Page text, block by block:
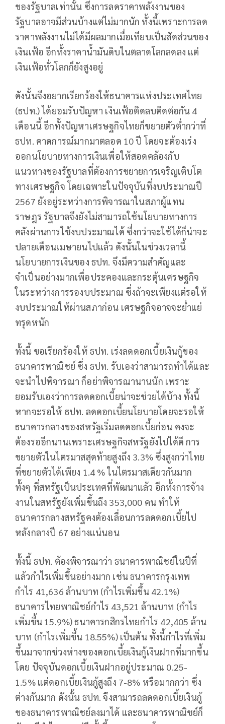
ของรัฐบาลเท่านั้น ซึ่งการลดราคาพลังงานของ
รัฐบาลอาจมีส่วนบ้างแต่ไม่มากนัก ทั้งนี้เพราะการลด
ราคาพลังงานไม่ได้มีผลมากเมื่อเทียบเป็นสัดส่วนของ
เงินเฟ้อ อีกทั้งราคาน้ำมันดิบในตลาดโลกลดลง แต่
เงินเฟ้อทั่วโลกก็ยังสูงอยู่
ดังนั้นจึงอยากเรียกร้องให้ธนาคารแห่งประเทศไทย
(ธปท.) ได้ยอมรับปัญหา เงินเฟ้อติดลบติดต่อกัน 4
เดือนนี้ อีกทั้งปัญหาเศรษฐกิจไทยก็ขยายตัวต่ำกว่าที่
ธปท. คาดการณ์มากมาตลอด 10 ปี โดยจะต้องเร่ง
ออกนโยบายทางการเงินเพื่อให้สอดคล้องกับ
แนวทางของรัฐบาลที่ต้องการขยายการเจริญเติบโต
ทางเศรษฐกิจ โดยเฉพาะในปัจจุบันที่งบประมาณปี
2567 ยังอยู่ระหว่างการพิจารณาในสภาผู้แทน
ราษฎร รัฐบาลจึงยังไม่สามารถใช้นโยบายทางการ
คลังผ่านการใช้งบประมาณได้ ซึ่งกว่าจะใช้ได้ก็น่าจะ
ปลายเดือนเมษายนไปแล้ว ดังนั้นในช่วงเวลานี้
นโยบายการเงินของ ธปท. จึงมีความสำคัญและ
จำเป็นอย่างมากเพื่อประคองและกระตุ้นเศรษฐกิจ
ในระหว่างการรองบประมาณ ซึ่งถ้าจะเพียงแต่รอให้
งบประมาณให้ผ่านสภาก่อน เศรษฐกิจอาจจะย่ำแย่
ทรุดหนัก
ทั้งนี้ ขอเรียกร้องให้ ธปท. เร่งลดดอกเบี้ยเงินกู้ของ
ธนาคารพาณิชย์ ซึ่ง ธปท. รับเองว่าสามารถทำได้และ
จะนำไปพิจารณา ก็อย่าพิจารณานานนัก เพราะ
ยอมรับเองว่าการลดดอกเบี้ยน่าจะช่วยได้บ้าง ทั้งนี้
หากจะรอให้ ธปท. ลดดอกเบี้ยนโยบายโดยจะรอให้
ธนาคารกลางของสหรัฐเริ่มลดดอกเบี้ยก่อน คงจะ
ต้องรออีกนานเพราะเศรษฐกิจสหรัฐยังไปได้ดี การ
ขยายตัวในไตรมาสสุดท้ายสูงถึง 3.3% ซึ่งสูงกว่าไทย
ที่ขยายตัวได้เพียง 1.4 % ในไตรมาสเดียวกันมาก
ทั้งๆ ที่สหรัฐเป็นประเทศที่พัฒนาแล้ว อีกทั้งการจ้าง
งานในสหรัฐยังเพิ่มขึ้นถึง 353,000 คน ทำให้
ธนาคารกลางสหรัฐคงต้องเลื่อนการลดดอกเบี้ยไป
หลังกลางปี 67 อย่างแน่นอน
ทั้งนี้ ธปท. ต้องพิจารณาว่า ธนาคารพาณิชย์ในปีที่
แล้วกำไรเพิ่มขึ้นอย่างมาก เช่น ธนาคารกรุงเทพ
กำไร 41,636 ล้านบาท (กำไรเพิ่มขึ้น 42.1%)
ธนาคารไทยพาณิชย์กำไร 43,521 ล้านบาท (กำไร
เพิ่มขึ้น 15.9%) ธนาคารกสิกรไทยกำไร 42,405 ล้าน
บาท (กำไรเพิ่มขึ้น 18.55%) เป็นต้น ทั้งนี้กำไรที่เพิ่ม
ขึ้นมาจากช่วงห่างของดอกเบี้ยเงินกู้เงินฝากที่มากขึ้น
โดย ปัจจุบันดอกเบี้ยเงินฝากอยู่ประมาณ 0.25-
1.5% แต่ดอกเบี้ยเงินกู้สูงถึง 7-8% หรือมากกว่า ซึ่ง
ต่างกันมาก ดังนั้น ธปท. จึงสามารถลดดอกเบี้ยเงินกู้
ของธนาคารพาณิชย์ลงมาได้ และธนาคารพาณิชย์ก็